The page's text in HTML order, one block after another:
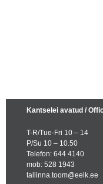
Kantselei avatud /
T-R/Tue-Fri 10 – 14
P/Su 10 – 10.50
Telefon: 644 4140
mob: 528 1943
tallinna.toom@eelk.ee